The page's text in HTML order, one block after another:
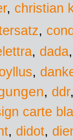
, christian
,
, dada
,
, ddr
carte
, didot,